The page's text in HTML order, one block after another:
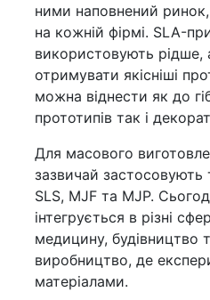
ними наповнений
на кожній фірмі. SLA-
використовують рідше,
отримувати якісніші
можна віднести як до
прототипів так і
Для масового
зазвичай застосовують
SLS, MJF та MJP.
інтегрується в різні
медицину, будівництво
виробництво, де
матеріалами.